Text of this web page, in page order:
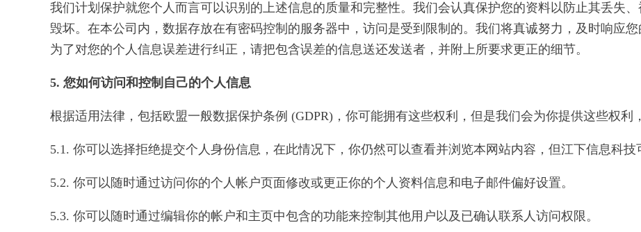
我们计划保护就您个人而言可以识别的上述信息的质量和完整性。我们会认真保护您的资料以防止其丢失
毁坏。在本公司内，数据存放在有密码控制的服务器中，访问是受到限制的。我们将真诚努力，及时响应
为了对您的个人信息误差进行纠正，请把包含误差的信息送还发送者，并附上所要求更正的细节。
5. 您如何访问和控制自己的个人信息
根据适用法律，包括欧盟一般数据保护条例 (GDPR)，你可能拥有这些权利，但是我们会为你提供这些权利
5.1. 你可以选择拒绝提交个人身份信息，在此情况下，你仍然可以查看并浏览本网站内容，但江下信息科技
5.2. 你可以随时通过访问你的个人帐户页面修改或更正你的个人资料信息和电子邮件偏好设置。
5.3. 你可以随时通过编辑你的帐户和主页中包含的功能来控制其他用户以及已确认联系人访问权限。